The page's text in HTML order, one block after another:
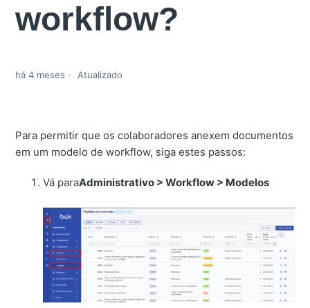
workflow?
há 4 meses Atualizado
Para permitir que os colaboradores anexem documentos
em um modelo de workflow, siga estes passos:
Vá paraAdministrativo > Workflow > Modelos